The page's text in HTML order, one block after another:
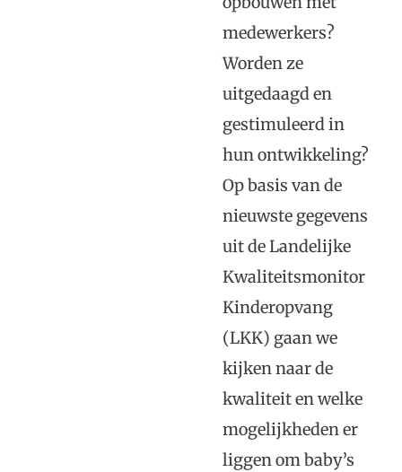
medewerkers?
Worden ze
uitgedaagd en
gestimuleerd in
hun ontwikkeling?
Op basis van de
nieuwste gegevens
uit de Landelijke
Kwaliteitsmonitor
Kinderopvang
(LKK) gaan we
kijken naar de
kwaliteit en welke
mogelijkheden er
liggen om baby’s